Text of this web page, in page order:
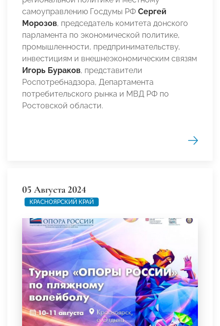
самоуправлению Госдумы РФ Сергей
Морозов, председатель комитета донского
парламента по экономической политике,
промышленности, предпринимательству,
инвестициям и внешнеэкономическим связям
Игорь Бураков, представители
Роспотребнадзора, Департамента
потребительского рынка и МВД РФ по
Ростовской области.
05 Августа 2024
КРАСНОЯРСКИЙ КРАЙ